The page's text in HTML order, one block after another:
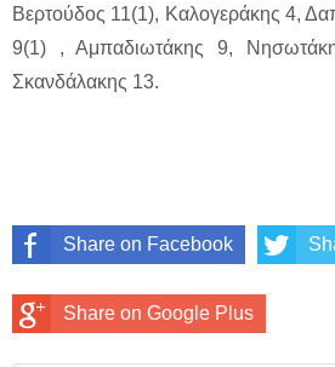
Βερτούδος 11(1), Καλογεράκης 4,
9(1) , Αμπαδιωτάκης 9,
Σκανδάλακης 13.
Share on Facebook
Share on Google Plus